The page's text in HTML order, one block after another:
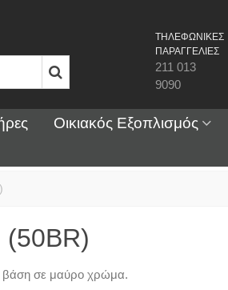
ΤΗΛΕΦΩΝΙΚΕΣ
ΠΑΡΑΓΓΕΛΙΕΣ
211 013
9090
Οικιακός Εξοπλισμός
βάση σε μαύρο χρώμα.